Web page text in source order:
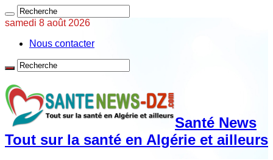
samedi 8 août 2026
Nous contacter
Santé News
Tout sur la santé en Algérie et ailleurs